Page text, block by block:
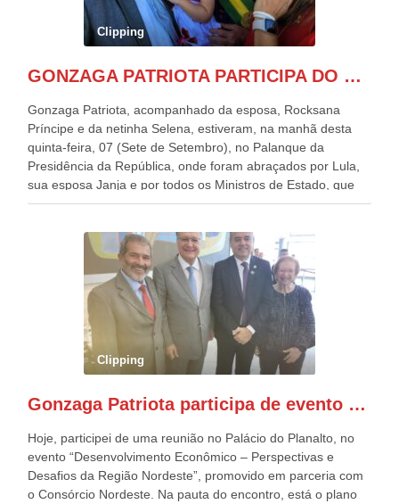
Clipping
GONZAGA PATRIOTA PARTICIPA DO DESFILE DA INDEPENDÊNCIA NO PALANQUE DA PRESIDÊNCIA DA REPÚBLICA E É ABRAÇADO POR LULA E POR GERALDO ALCKMIN.
Gonzaga Patriota, acompanhado da esposa, Rocksana
Príncipe e da netinha Selena, estiveram, na manhã desta
quinta-feira, 07 (Sete de Setembro), no Palanque da
Presidência da República, onde foram abraçados por Lula,
sua esposa Janja e por todos os Ministros de Estado, que
estavam presentes, nos Desfiles da Independência da
outros desfiles, na Esplanada dos Ministérios, disse ter sido
o deste ano, o maior e o mais organizado de todos. “Há
quatro décadas, como Patriota até no nome, participo
anualmente dos desfiles de Sete de Setembro, na
Esplanada dos Ministérios, em Brasília. Este ano, o governo
preparou espaços com cadeiras e coberturas, para 30.000
pessoas, só que o número de Patriotas Brasileiros
Independentes, dobrou na Esplanada. Eu, Lula e os
Patriota.
Clipping
Gonzaga Patriota participa de evento em prol do desenvolvimento do Nordeste
Hoje, participei de uma reunião no Palácio do Planalto, no
evento “Desenvolvimento Econômico – Perspectivas e
Desafios da Região Nordeste”, promovido em parceria com
o Consórcio Nordeste. Na pauta do encontro, está o plano